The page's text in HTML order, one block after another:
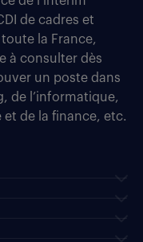
de cadres et
la France,
à consulter dès
un poste dans
de l’informatique,
et de la finance, etc.